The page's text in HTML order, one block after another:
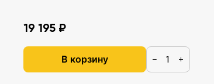
19 195 ₽
В корзину − +